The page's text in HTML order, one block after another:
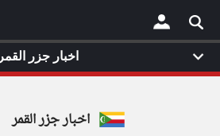
×
اخبار جزر القمر
اخبار جزر القمر